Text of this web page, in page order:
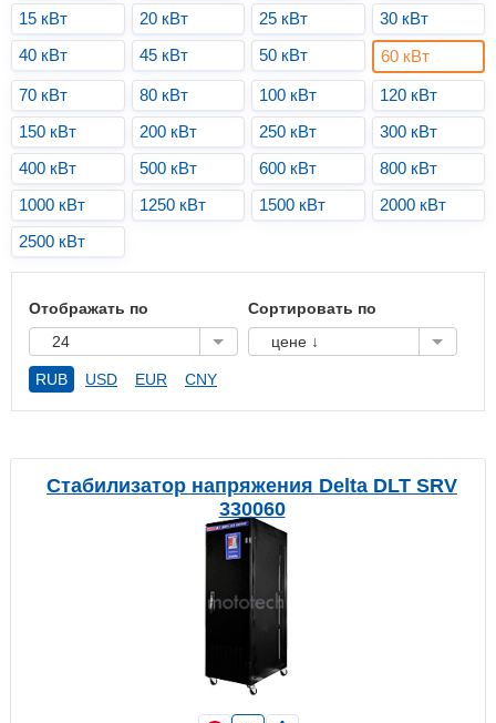
15 кВт
20 кВт 25 кВт
30 кВт
40 кВт
45 кВт 50 кВт 60 кВт
70 кВт 80 кВт 100 кВт
120 кВт
150 кВт
200 кВт 250 кВт
300 кВт
400 кВт
500 кВт 600 кВт
800 кВт
1000 кВт
1250 кВт 1500 кВт
2000 кВт
2500 кВт
Отображать по
24
Сортировать по
цене ↓
RUB USD EUR CNY
Стабилизатор напряжения Delta DLT SRV
330060